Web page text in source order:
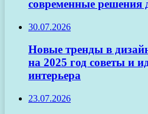
современные решения
30.07.2026
Новые тренды в
на 2025 год советы и
интерьера
23.07.2026